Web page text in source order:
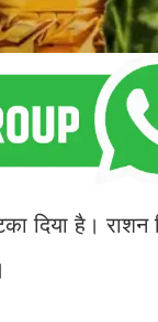
दिया है। राशन